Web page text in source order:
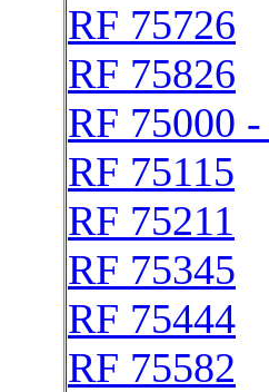
RF 75726
RF 75826
RF 75000
RF 75115
RF 75211
RF 75345
RF 75444
RF 75582